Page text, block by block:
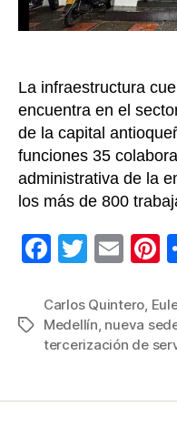
La infraestructura
encuentra en el
de la capital
funciones 35
administrativa de la
los más de 800
F
c
e
o
T
tt
er
E
ail
e
Etiquetas
Carlos Quintero,
Medellín, nueva
tercerización de